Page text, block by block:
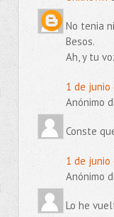
No tenia
Besos.
Ah, y tu
1 de junio
Anónimo
Conste
1 de junio
Anónimo
Lo he